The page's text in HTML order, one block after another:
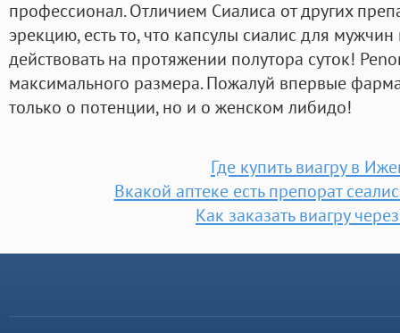
профессионал. Отличием Сиалиса от других
эрекцию, есть то, что капсулы сиалис для
действовать на протяжении полутора суток!
максимального размера. Пожалуй впервые
только о потенции, но и о женском либидо!
Где купить виагру в
Вкакой аптеке есть препорат
Как заказать виагру